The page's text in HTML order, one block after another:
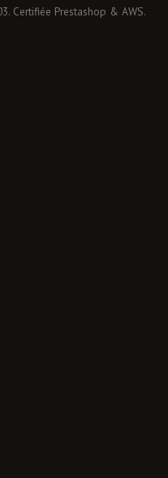
Certifiée Prestashop & AWS.